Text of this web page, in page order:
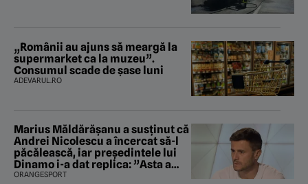
„Românii au ajuns să meargă la
supermarket ca la muzeu”.
Consumul scade de șase luni
ADEVARUL.RO
Marius Măldărăşanu a susţinut că
Andrei Nicolescu a încercat să-l
păcălească, iar preşedintele lui
Dinamo i-a dat replica: ”Asta a
fost istoria”
ORANGESPORT